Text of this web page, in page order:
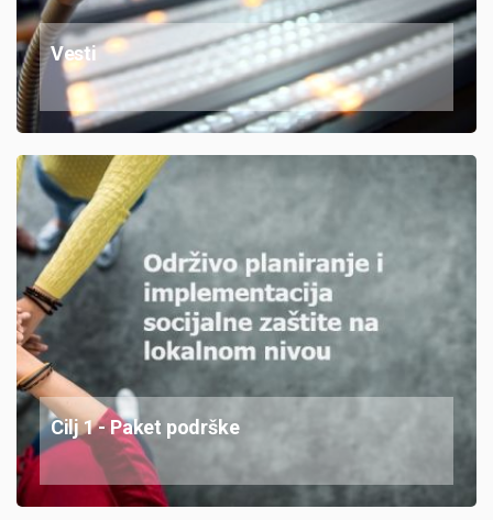
Vesti
Cilj 1 - Paket podrške